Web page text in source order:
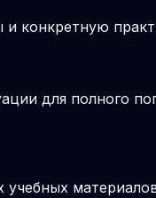
конкретную
для полного
учебных